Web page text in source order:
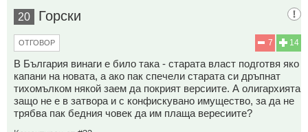
20 Горски
14
7
ОТГОВОР
В България винаги е било така - старата власт подготвя яко
капани на новата, а ако пак спечели старата си дръпнат
тихомълком някой заем да покрият версиите. А олигархията
защо не е в затвора и с конфискувано имущество, за да не
трябва пак бедния човек да им плаща вересиите?